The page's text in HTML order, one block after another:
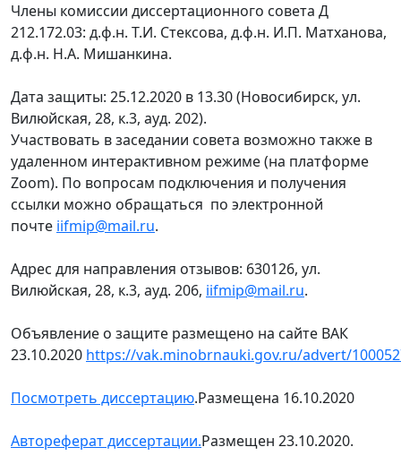
Члены комиссии диссертационного совета Д
212.172.03: д.ф.н. Т.И. Стексова, д.ф.н. И.П. Матханова,
д.ф.н. Н.А. Мишанкина.
Дата защиты: 25.12.2020 в 13.30 (Новосибирск, ул.
Вилюйская, 28, к.3, ауд. 202).
Участвовать в заседании совета возможно также в
удаленном интерактивном режиме (на платформе
Zoom). По вопросам подключения и получения
ссылки можно обращаться по электронной
почте iifmip@mail.ru.
Адрес для направления отзывов: 630126, ул.
Вилюйская, 28, к.3, ауд. 206, iifmip@mail.ru.
Объявление о защите размещено на сайте ВАК
23.10.2020 https://vak.minobrnauki.gov.ru/advert/
Посмотреть диссертацию.Размещена 16.10.2020
Автореферат диссертации.Размещен 23.10.2020.